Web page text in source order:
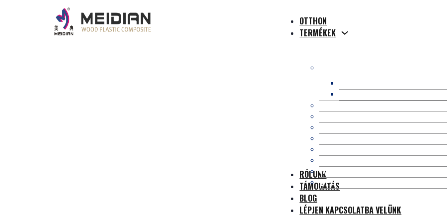
OTTHON
TERMÉKEK
WPC fali panel
WPC tartozékok
RÓLUNK
TÁMOGATÁS
BLOG
LÉPJEN KAPCSOLATBA VELÜNK